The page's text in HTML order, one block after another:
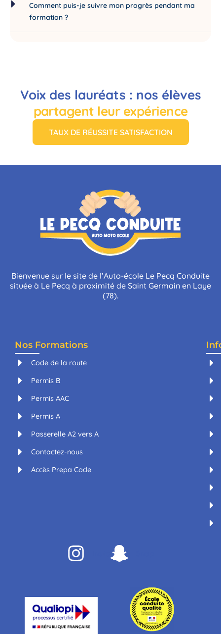
Comment puis-je suivre mon progrès pendant ma
formation ?
Voix des lauréats : nos élèves
partagent leur expérience
TAUX DE RÉUSSITE SATISFACTION
Bienvenue sur le site de l’Auto-école Le Pecq Conduite
située à Le Pecq à proximité de Saint Germain en Laye
(78).
Nos Formations
Code de la route
Permis B
Permis AAC
Permis A
Passerelle A2 vers A
Contactez-nous
Accès Prepa Code